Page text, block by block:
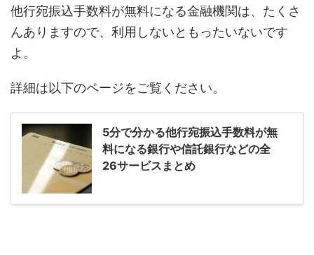
他行宛振込手数料が無料になる金融機関は、たくさ
んありますので、利用しないともったいないです
よ。
詳細は以下のページをご覧ください。
5分で分かる他行宛振込手数料が無
料になる銀行や信託銀行などの全
26サービスまとめ